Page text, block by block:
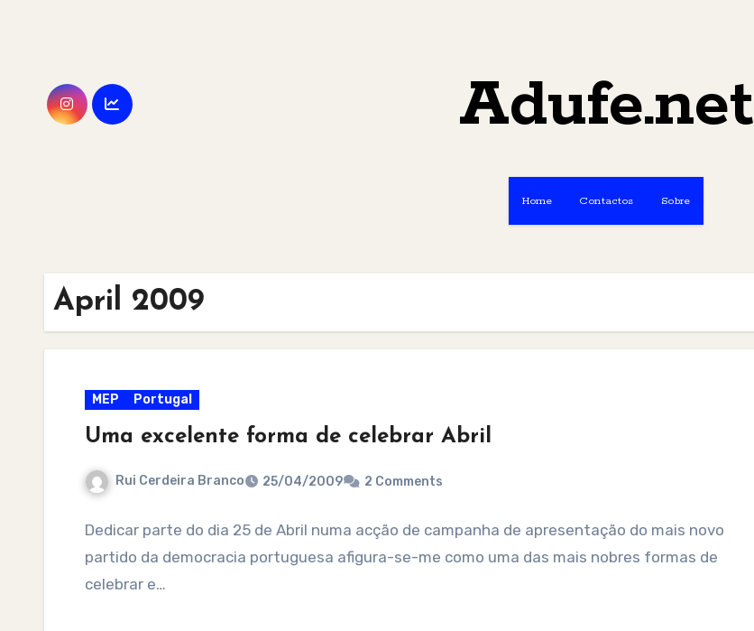
Adufe.net
Home Contactos Sobre
April 2009
MEP Portugal
Uma excelente forma de celebrar Abril
Rui Cerdeira Branco 25/04/2009 2 Comments
Dedicar parte do dia 25 de Abril numa acção de campanha de apresentação do mais novo
partido da democracia portuguesa afigura-se-me como uma das mais nobres formas de
celebrar e…